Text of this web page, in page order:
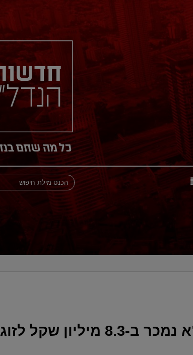
תוך חודש וחצי: דופלקס במתחם בזל בת"א נמכר ב-8.3 מיליון שקל לזוג